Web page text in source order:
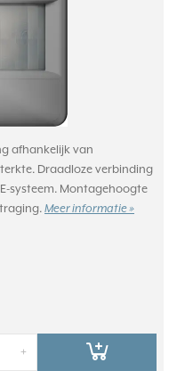
afhankelijk van
Draadloze verbinding
systeem. Montagehoogte
Meer informatie »
+